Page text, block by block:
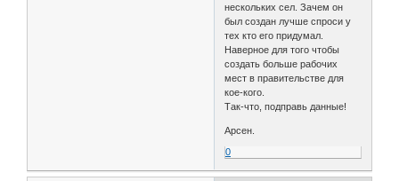
нескольких сел. Зачем он
был создан лучше спроси у
тех кто его придумал.
Наверное для того чтобы
создать больше рабочих
мест в правительстве для
кое-кого.
Так-что, подправь данные!
Арсен.
0